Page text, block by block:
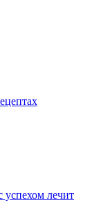
успехом лечит